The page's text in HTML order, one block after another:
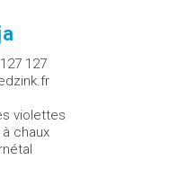
127
violettes
chaux